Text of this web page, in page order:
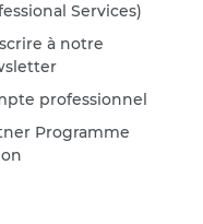
Services)
à notre
professionnel
Programme